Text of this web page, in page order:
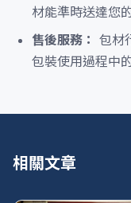
材能準時送達您
售後服務： 包材
包裝使用過程中
相關文章